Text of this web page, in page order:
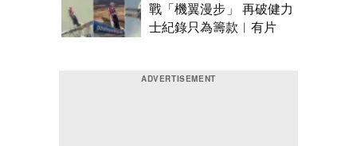
戰「機翼漫步」 再破健力
士紀錄只為籌款︱有片